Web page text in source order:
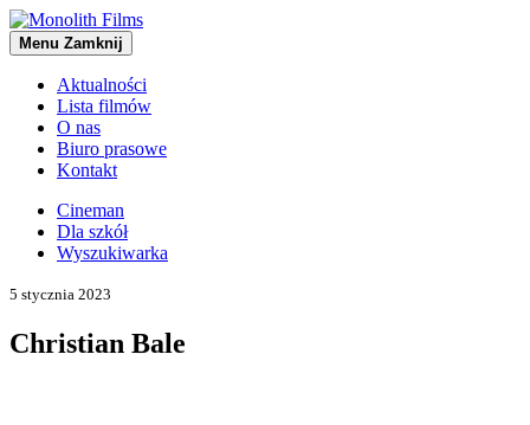
Menu Zamknij
Aktualności
Lista filmów
O nas
Biuro prasowe
Kontakt
Cineman
Dla szkół
Wyszukiwarka
5 stycznia 2023
Christian Bale